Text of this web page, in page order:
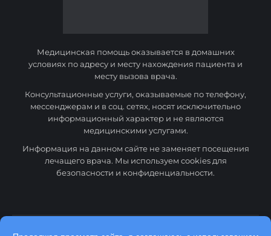
Медицинская помощь оказывается в домашних
условиях по адресу и месту нахождения пациента и
месту вызова врача.
Консультационные услуги, оказываемые по телефону,
мессенджерам и в соц. сетях, носят исключительно
информационный характер и не являются
медицинскими услугами.
Информация на данном сайте не заменяет посещения
лечащего врача. Мы используем cookies для
безопасности и конфиденциальности.